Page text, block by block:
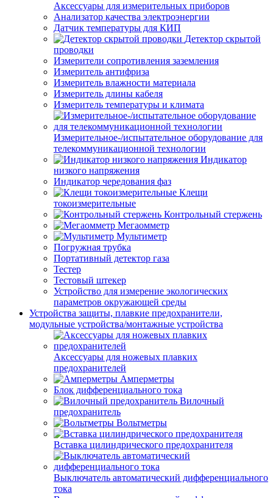
Аксессуары для измерительных приборов
Анализатор качества электроэнергии
Датчик температуры для КИП
Детектор скрытой
проводки
Измерители сопротивления заземления
Измеритель антифриза
Измеритель влажности материала
Измеритель длины кабеля
Измеритель температуры и климата
Измерительное-/испытательное оборудование для
телекоммуникационной технологии
Индикатор
низкого напряжения
Индикатор чередования фаз
Клещи
токоизмерительные
Контрольный стержень
Мегаомметр
Мультиметр
Погружная трубка
Портативный детектор газа
Тестер
Тестовый штекер
Устройство для измерение экологических
параметров окружающей среды
Устройства защиты, плавкие предохранители,
модульные устройства/монтажные устройства
Аксессуары для ножевых плавких
предохранителей
Амперметры
Блок дифференциального тока
Вилочный
предохранитель
Вольтметры
Вставка цилиндрического предохранителя
Выключатель автоматический дифференциального
тока